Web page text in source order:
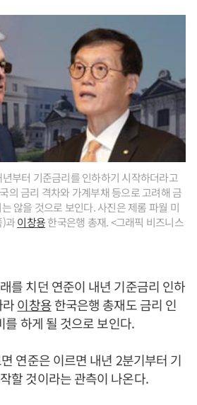
부터 기준금리를 인하하기 시작하더라고
의 금리 격차와 가계부채 등으로 고려해 금
않을 것으로 보인다. 사진은 제롬 파월 미
과이창용한국은행 총재. <그래픽 비즈니스
를 치던 연준이 내년 기준금리 인하
이창용한국은행 총재도 금리 인
하게 될 것으로 보인다.
연준은 이르면 내년 2분기부터 기
할 것이라는 관측이 나온다.